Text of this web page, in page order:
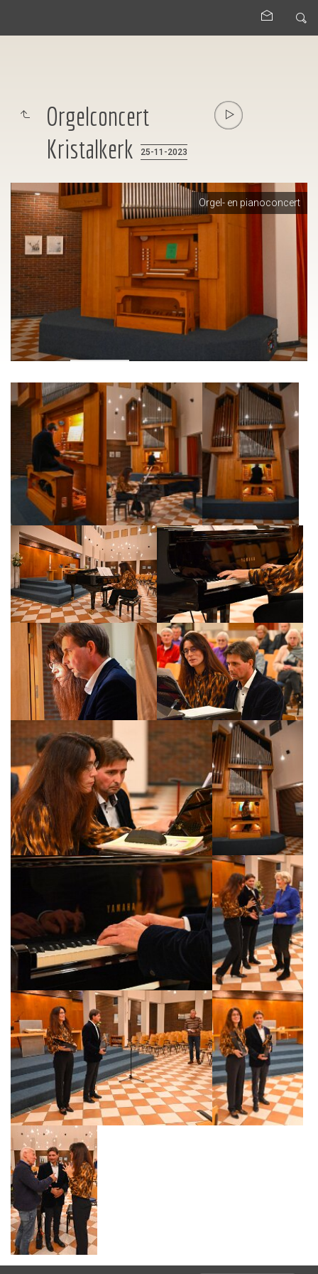
Orgelconcert
Kristalkerk
25-11-2023
Orgel- en pianoconcert